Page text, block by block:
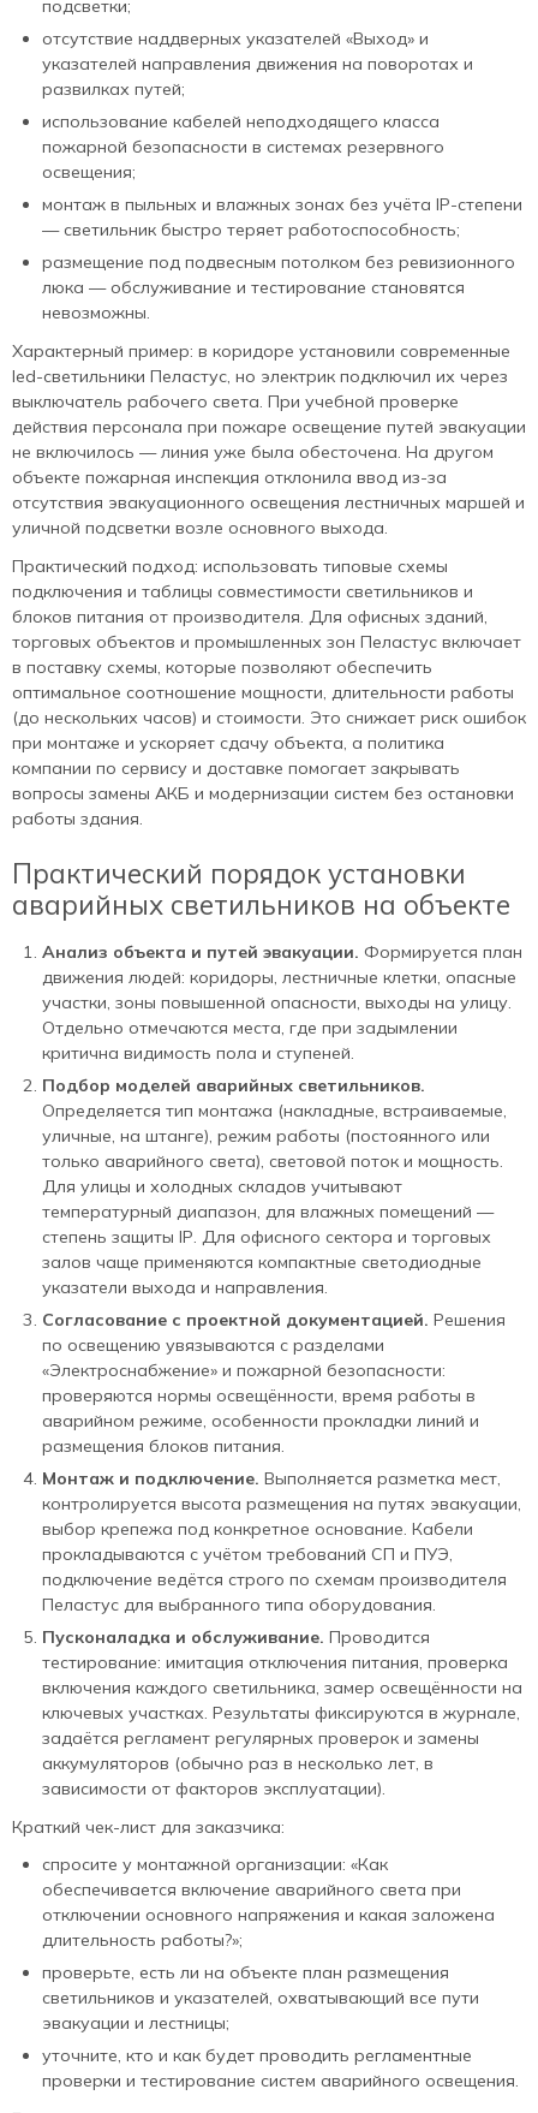
подсветки;
отсутствие наддверных указателей «Выход» и
указателей направления движения на поворотах и
развилках путей;
использование кабелей неподходящего класса
пожарной безопасности в системах резервного
освещения;
монтаж в пыльных и влажных зонах без учёта IP‑степени
— светильник быстро теряет работоспособность;
размещение под подвесным потолком без ревизионного
люка — обслуживание и тестирование становятся
невозможны.
Характерный пример: в коридоре установили современные
led‑светильники Пеластус, но электрик подключил их через
выключатель рабочего света. При учебной проверке
действия персонала при пожаре освещение путей эвакуации
не включилось — линия уже была обесточена. На другом
объекте пожарная инспекция отклонила ввод из‑за
отсутствия эвакуационного освещения лестничных маршей и
уличной подсветки возле основного выхода.
Практический подход: использовать типовые схемы
подключения и таблицы совместимости светильников и
блоков питания от производителя. Для офисных зданий,
торговых объектов и промышленных зон Пеластус включает
в поставку схемы, которые позволяют обеспечить
оптимальное соотношение мощности, длительности работы
(до нескольких часов) и стоимости. Это снижает риск ошибок
при монтаже и ускоряет сдачу объекта, а политика
компании по сервису и доставке помогает закрывать
вопросы замены АКБ и модернизации систем без остановки
работы здания.
Практический порядок установки
аварийных светильников на объекте
Анализ объекта и путей эвакуации. Формируется план
движения людей: коридоры, лестничные клетки, опасные
участки, зоны повышенной опасности, выходы на улицу.
Отдельно отмечаются места, где при задымлении
критична видимость пола и ступеней.
Подбор моделей аварийных светильников.
Определяется тип монтажа (накладные, встраиваемые,
уличные, на штанге), режим работы (постоянного или
только аварийного света), световой поток и мощность.
Для улицы и холодных складов учитывают
температурный диапазон, для влажных помещений —
степень защиты IP. Для офисного сектора и торговых
залов чаще применяются компактные светодиодные
указатели выхода и направления.
Согласование с проектной документацией. Решения
по освещению увязываются с разделами
«Электроснабжение» и пожарной безопасности:
проверяются нормы освещённости, время работы в
аварийном режиме, особенности прокладки линий и
размещения блоков питания.
Монтаж и подключение. Выполняется разметка мест,
контролируется высота размещения на путях эвакуации,
выбор крепежа под конкретное основание. Кабели
прокладываются с учётом требований СП и ПУЭ,
подключение ведётся строго по схемам производителя
Пеластус для выбранного типа оборудования.
Пусконаладка и обслуживание. Проводится
тестирование: имитация отключения питания, проверка
включения каждого светильника, замер освещённости на
ключевых участках. Результаты фиксируются в журнале,
задаётся регламент регулярных проверок и замены
аккумуляторов (обычно раз в несколько лет, в
зависимости от факторов эксплуатации).
Краткий чек‑лист для заказчика:
спросите у монтажной организации: «Как
обеспечивается включение аварийного света при
отключении основного напряжения и какая заложена
длительность работы?»;
проверьте, есть ли на объекте план размещения
светильников и указателей, охватывающий все пути
эвакуации и лестницы;
уточните, кто и как будет проводить регламентные
проверки и тестирование систем аварийного освещения.